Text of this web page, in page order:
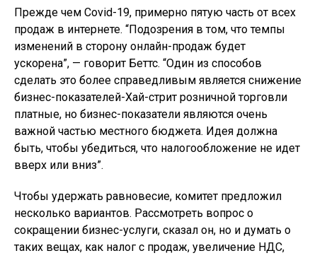
Прежде чем Covid-19, примерно пятую часть от всех
продаж в интернете. “Подозрения в том, что темпы
изменений в сторону онлайн-продаж будет
ускорена”, — говорит Беттс. “Один из способов
сделать это более справедливым является снижение
бизнес-показателей-Хай-стрит розничной торговли
платные, но бизнес-показатели являются очень
важной частью местного бюджета. Идея должна
быть, чтобы убедиться, что налогообложение не идет
вверх или вниз”.
Чтобы удержать равновесие, комитет предложил
несколько вариантов. Рассмотреть вопрос о
сокращении бизнес-услуги, сказал он, но и думать о
таких вещах, как налог с продаж, увеличение НДС,